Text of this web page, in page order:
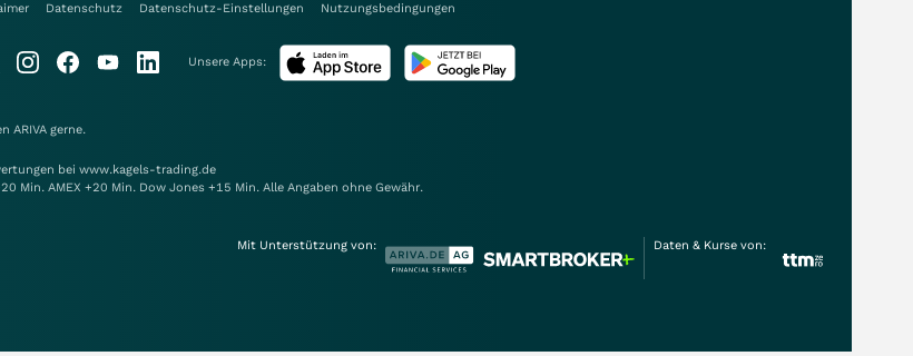
Datenschutz Datenschutz-Einstellungen Nutzungsbedingungen
Unsere Apps:
ARIVA gerne.
bei www.kagels-trading.de
Min. AMEX +20 Min. Dow Jones +15 Min. Alle Angaben ohne Gewähr.
Mit Unterstützung von: Daten & Kurse von: